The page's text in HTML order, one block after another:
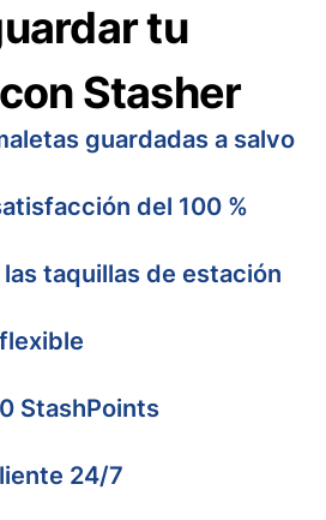
tu
Stasher
guardadas a salvo
del 100 %
taquillas de estación
StashPoints
24/7